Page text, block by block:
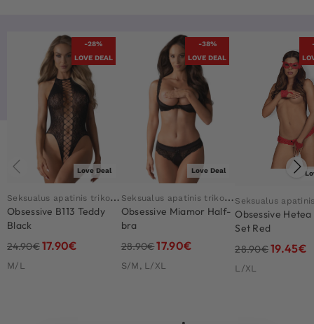
-28%
LOVE DEAL
Love Deal
S
eksualus apatinis trikotažas
Obsessive B113 Teddy
Black
24.90€17.90€
M/L
-38%
LOVE DEAL
Love Deal
S
eksualus apatinis trikotažas
Obsessive Miamor Half-
bra
28.90€17.90€
S/M, L/XL
Obsessive Hetea
Set Red
28.90€19.45€
L/XL